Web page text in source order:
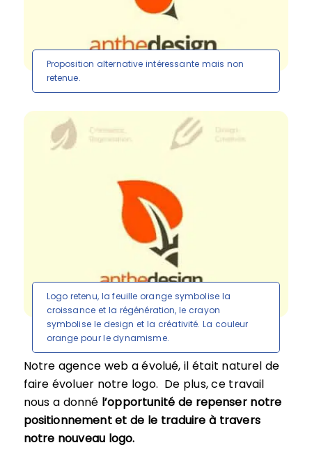
Proposition alternative intéressante mais non
retenue.
Logo retenu, la feuille orange symbolise la
croissance et la régénération, le crayon
symbolise le design et la créativité. La couleur
orange pour le dynamisme.
Notre agence web a évolué, il était naturel de
faire évoluer notre logo. De plus, ce travail
nous a donné l’opportunité de repenser notre
positionnement et de le traduire à travers
notre nouveau logo.